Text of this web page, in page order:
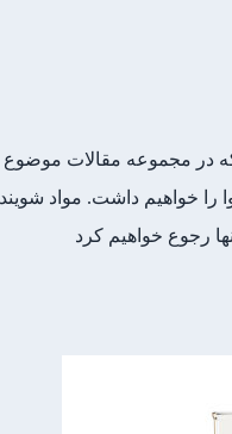
در مجموعه مقالات
را خواهیم داشت. مواد
رجوع خواهیم کرد